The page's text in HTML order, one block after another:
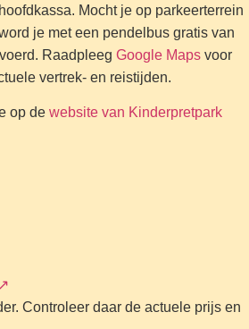
Mocht je op parkeerterrein
je met een pendelbus gratis van
Raadpleeg Google Maps voor
vertrek- en reistijden.
op de website van Kinderpretpark
↗
Controleer daar de actuele prijs en